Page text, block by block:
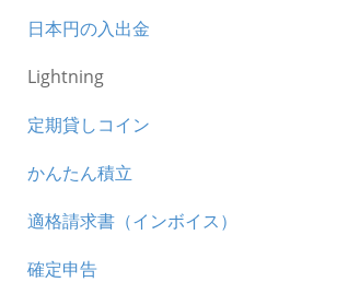
日本円の入出金
Lightning
定期貸しコイン
かんたん積立
適格請求書（インボイス）
確定申告